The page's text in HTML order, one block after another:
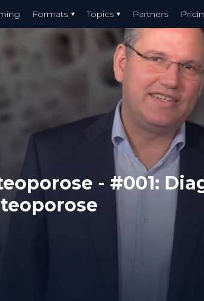
Formats Topics Partners
- #001: